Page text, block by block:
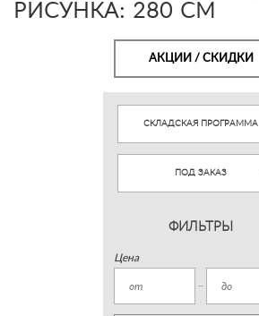
РИСУНКА: 280 СМ
АКЦИИ / СКИДКИ
СКЛАДСКАЯ ПРОГРАММА
ПОД ЗАКАЗ
ФИЛЬТРЫ
Цена